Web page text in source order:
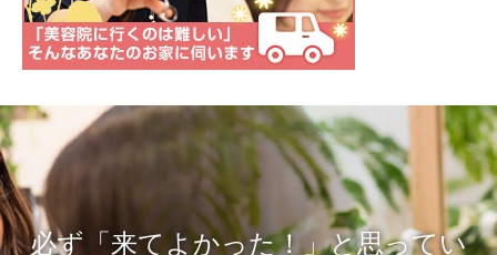
必ず「来てよかった！」と思ってい